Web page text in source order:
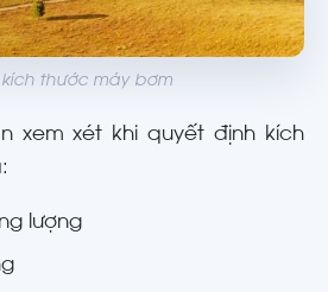
thước máy bơm
xem xét khi quyết định kích
lượng